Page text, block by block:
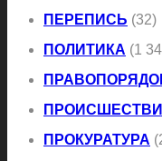
ПЕРЕПИСЬ (32)
ПОЛИТИКА (1
ПРОКУРАТУРА